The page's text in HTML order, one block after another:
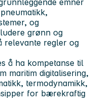
og
grønn og
relevante regler og
å ha kompetanse til
maritim digitalisering,
termodynamikk,
for bærekraftig